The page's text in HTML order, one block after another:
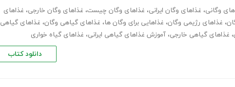
وگانی، غذاهای وگان ایرانی، غذاهای وگان چیست، غذاهای وگان خارجی، غذاهای
، غذاهای رژیمی وگان، غذاهایی برای وگان ها، غذاهای گیاهی وگان، غذاهای گیاهی
، غذاهای گیاهی خارجی، آموزش غذاهای گیاهی ایرانی، غذاهای گیاه خواری
دانلود کتاب